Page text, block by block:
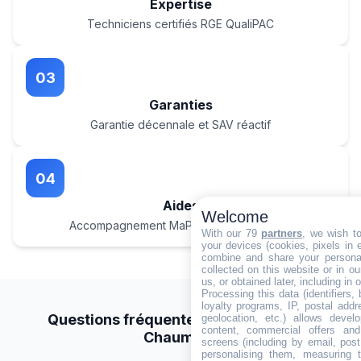
Expertise
Techniciens certifiés RGE QualiPAC
03
Garanties
Garantie décennale et SAV réactif
04
Aides
Accompagnement MaPrimeRénov' et CEE
Questions fréquentes à Ville-devant-
Chaumont
Welcome
With our 79 partners , we wish
your devices (cookies, pixels in
combine and share your
collected on this website or in
us, or obtained later, including in
Processing this data (identifiers,
loyalty programs, IP, postal
geolocation, etc.) allows
content, commercial offers
screens (including by email,
personalising them, measuring